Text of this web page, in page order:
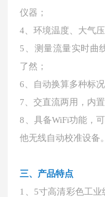
仪器；
4、环境温度、大气
5、测量流量实时曲
了然；
6、自动换算多种标况
7、交直流两用，内
8、具备WiFi功能，
他无线自动校准设备。
三、产品特点
1、5寸高清彩色工